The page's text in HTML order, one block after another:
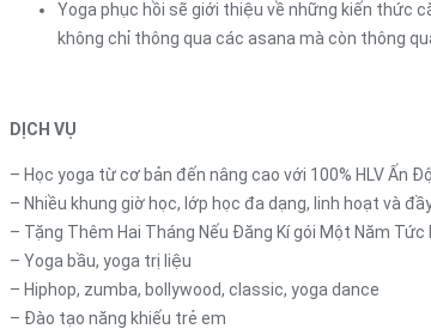
Yoga phục hồi sẽ giới thiệu về những kiến thức
không chỉ thông qua các asana mà còn thông
DỊCH VỤ
– Học yoga từ cơ bản đến nâng cao với 100% HLV Ấn
– Nhiều khung giờ học, lớp học đa dạng, linh hoạt và
– Tặng Thêm Hai Tháng Nếu Đăng Kí gói Một Năm Tức
– Yoga bầu, yoga trị liệu
– Hiphop, zumba, bollywood, classic, yoga dance
– Đào tạo năng khiếu trẻ em